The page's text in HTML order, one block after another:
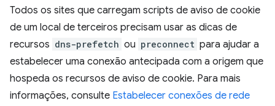
Todos os sites que carregam scripts de aviso de cookie
de um local de terceiros precisam usar as dicas de
recursos dns-prefetch ou preconnect para ajudar a
estabelecer uma conexão antecipada com a origem que
hospeda os recursos de aviso de cookie. Para mais
informações, consulte Estabelecer conexões de rede